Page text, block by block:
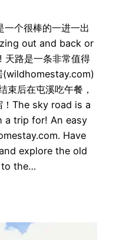
个很棒的一进一出
out and back or
路是一条非常值得
(wildhomestay.com)
束后在屯溪吃午餐，
！The sky road is a
a trip for! An easy
Have
explore the old
to the…